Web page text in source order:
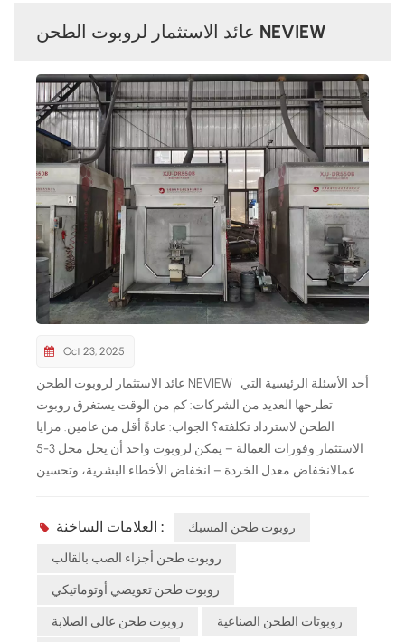
عائد الاستثمار لروبوت الطحن NEVIEW
Oct 23, 2025
عائد الاستثمار لروبوت الطحن NEVIEW أحد الأسئلة الرئيسية التي
تطرحها العديد من الشركات: كم من الوقت يستغرق روبوت
الطحن لاسترداد تكلفته؟ الجواب: عادةً أقل من عامين. مزايا
الاستثمار وفورات العمالة – يمكن لروبوت واحد أن يحل محل 3-5
عمالانخفاض معدل الخردة – انخفاض الأخطاء البشرية، وتحسين
مرجع الحالة أفاد بعض العملاء أنه بعد النشر روبوت الطحن
NEVIEWانخفضت تكاليف الإنتاج بنسبة 20-30% في المتوسط،
بينما زادت قدرة توصيل الطلبات بشكل كبير. خاتمة استثمار في
روبوت الطحن NEVIEW لا يقتصر الأمر على خفض التكاليف
فحسب، بل يتعلق بتعزيز القدرة التنافسية وتحقيق عائد استثمار
العلامات الساخنة : روبوت طحن المسبك
روبوت طحن أجزاء الصب بالقالب
روبوت طحن تعويضي أوتوماتيكي
روبوت طحن عالي الصلابة روبوتات الطحن الصناعية